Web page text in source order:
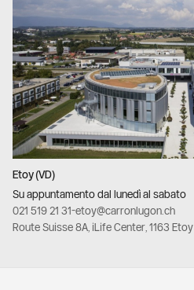
Etoy (VD)
Su appuntamento dal lunedì al sabato
021 519 21 31-etoy@carronlugon.ch
Route Suisse 8A, iLife Center, 1163 Etoy